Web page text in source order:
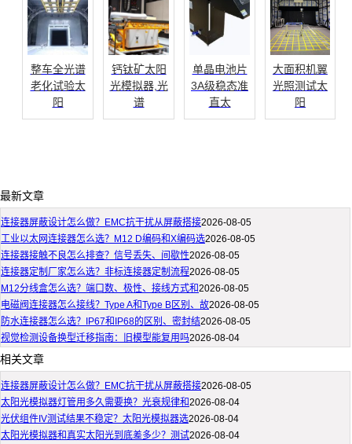
整车全光谱
老化试验太
阳
钙钛矿太阳
光模拟器,光
谱
单晶电池片
3A级稳态准
直太
大面积机翼
光照测试太
阳
最新文章
连接器屏蔽设计怎么做？EMC抗干扰从屏蔽搭接2026-08-05
工业以太网连接器怎么选？M12 D编码和X编码选2026-08-05
连接器接触不良怎么排查？信号丢失、间歇性2026-08-05
连接器定制厂家怎么选？非标连接器定制流程2026-08-05
M12分线盒怎么选？端口数、极性、接线方式和2026-08-05
电磁阀连接器怎么接线？Type A和Type B区别、故2026-08-05
防水连接器怎么选？IP67和IP68的区别、密封结2026-08-05
视觉检测设备换型迁移指南：旧模型能复用吗2026-08-04
相关文章
连接器屏蔽设计怎么做？EMC抗干扰从屏蔽搭接2026-08-05
太阳光模拟器灯管用多久需要换？光衰规律和2026-08-04
光伏组件IV测试结果不稳定？太阳光模拟器选2026-08-04
太阳光模拟器和真实太阳光到底差多少？测试2026-08-04